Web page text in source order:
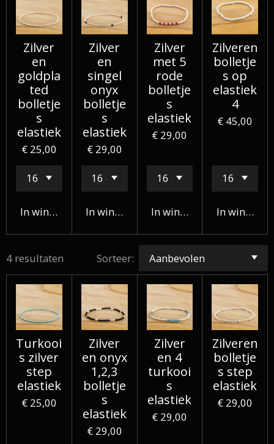
Zilver
en
goldpla
ted
bolletje
s
elastiek
€ 25,00
In winkelwagen
Zilver
en
singel
onyx
bolletje
s
elastiek
€ 29,00
In winkelwagen
Zilver
met 5
rode
bolletje
s
elastiek
€ 29,00
In winkelwagen
Zilveren
bolletje
s op
elastiek
4
€ 45,00
In
4 resultaten Sorteer:
Turkooi
s zilver
step
elastiek
€ 25,00
Zilver
en onyx
1,2,3
bolletje
s
elastiek
€ 29,00
Zilver
en 4
turkooi
s
elastiek
€ 29,00
Zilveren
bolletje
s step
elastiek
€ 29,00